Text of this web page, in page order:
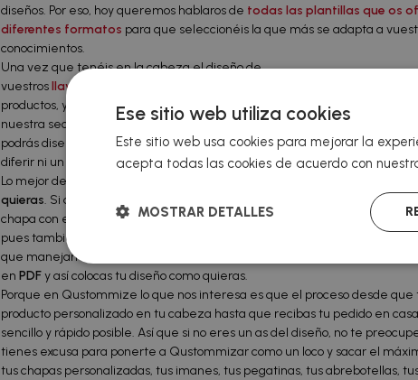
diseños. Por eso, hoy queremos hablaros de todas las plantillas que os
diferentes formatos para que seleccionéis la que más se adapta a
conocimientos.
Una vez que tenéis en la cabeza el diseño de
vuestrosllaveros
productos, ya sólo os queda poneros manos a la obra. Así que para
nuestra sección de plantillas, y buscad los modelos que hayáis elegido. De
podrás diseñar directamente encima del producto final y así el resultado
diferir ni un pelo de lo que nos has enviado.
Lo mejor de todo es que te puedes descargar nuestras plantillas
quieras. Si dominas
, tienes a tu disposición el archivo para
chapa con este programa. Si por el contrario tu herramienta preferida es
pues también está la plantilla a tu disposición. Por último, si en cambio, no
que manejan estas herramientas de diseño, también puedes
en PDFy así colocas tu diseño como quieras.
Porque en Qustommize lo que nos interesa es que el proceso desde que
producto personalizado en tu cabeza hasta que recibas tu pedido en
sencillo y rápido posible. Así que si no eres un as del diseño, no te
tienes excusa para ponerte a Qustommizar como un loco y sacar el
tus chapas personalizadas, tus imanes, tus pegatinas, tus abrebotellas,
Ese sitio web utiliza cookies
Este sitio web usa cookies para mejorar la
acepta todas las cookies de acuerdo con
MOSTRAR DETALLES